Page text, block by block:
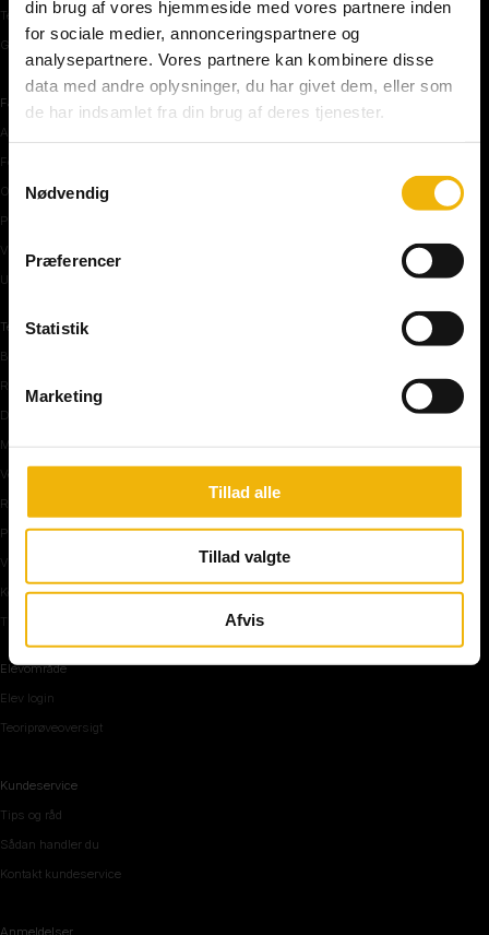
din brug af vores hjemmeside med vores partnere inden
for sociale medier, annonceringspartnere og
analysepartnere. Vores partnere kan kombinere disse
data med andre oplysninger, du har givet dem, eller som
de har indsamlet fra din brug af deres tjenester.
Nødvendig
Præferencer
Statistik
Marketing
Tillad alle
Tillad valgte
Afvis
Teoriprøver – pakker/priser
Generhvervelse af kørekort
Færdselstavler
Advarselstavler
Forbudstavler
Oplysningstavler
Påbudstavler
Vigepligtstavler
Undertavler
Teoriundervisning
Bilens teknik
Risikoforhold
De første manøvre på vej
Manøvre på vej
Vejkryds
Rundkørsel og motorvej
Parkering, mørke og tunnel
Vi mennesker
Køreteknik
Tips og råd inden teoriprøven
Elevområde
Elev login
Teoriprøveoversigt
Kundeservice
Tips og råd
Sådan handler du
Kontakt kundeservice
Anmeldelser